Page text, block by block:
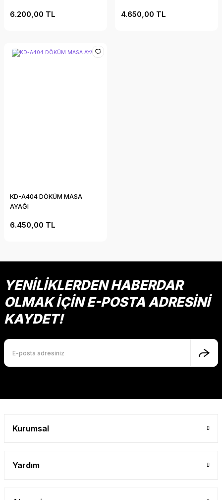
6.200,00 TL 4.650,00 TL
KD-A404 DÖKÜM MASA
AYAĞI
6.450,00 TL
YENİLİKLERDEN HABERDAR
OLMAK İÇİN E-POSTA ADRESİNİ
KAYDET!
Kurumsal
Yardım